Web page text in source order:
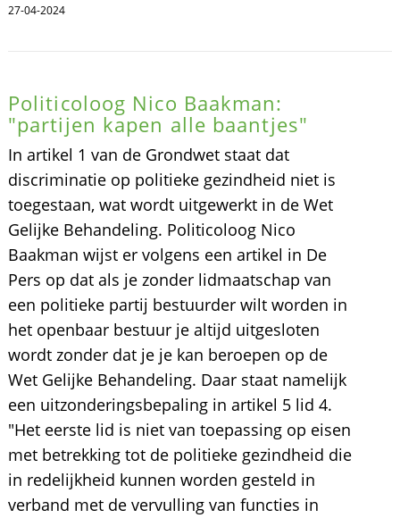
27-04-2024
Politicoloog Nico Baakman:
"partijen kapen alle baantjes"
In artikel 1 van de Grondwet staat dat
discriminatie op politieke gezindheid niet is
toegestaan, wat wordt uitgewerkt in de Wet
Gelijke Behandeling. Politicoloog Nico
Baakman wijst er volgens een artikel in De
Pers op dat als je zonder lidmaatschap van
een politieke partij bestuurder wilt worden in
het openbaar bestuur je altijd uitgesloten
wordt zonder dat je je kan beroepen op de
Wet Gelijke Behandeling. Daar staat namelijk
een uitzonderingsbepaling in artikel 5 lid 4.
"Het eerste lid is niet van toepassing op eisen
met betrekking tot de politieke gezindheid die
in redelijkheid kunnen worden gesteld in
verband met de vervulling van functies in